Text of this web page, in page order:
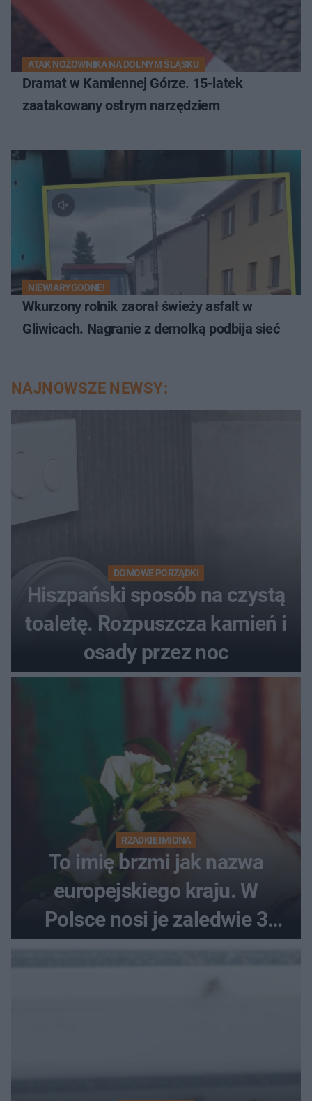
ATAK NOŻOWNIKA NA DOLNYM ŚLĄSKU
Dramat w Kamiennej Górze. 15-latek
zaatakowany ostrym narzędziem
NIEWIARYGODNE!
Wkurzony rolnik zaorał świeży asfalt w
Gliwicach. Nagranie z demolką podbija sieć
NAJNOWSZE NEWSY:
DOMOWE PORZĄDKI
Hiszpański sposób na czystą
toaletę. Rozpuszcza kamień i
osady przez noc
RZADKIE IMIONA
To imię brzmi jak nazwa
europejskiego kraju. W
Polsce nosi je zaledwie 3